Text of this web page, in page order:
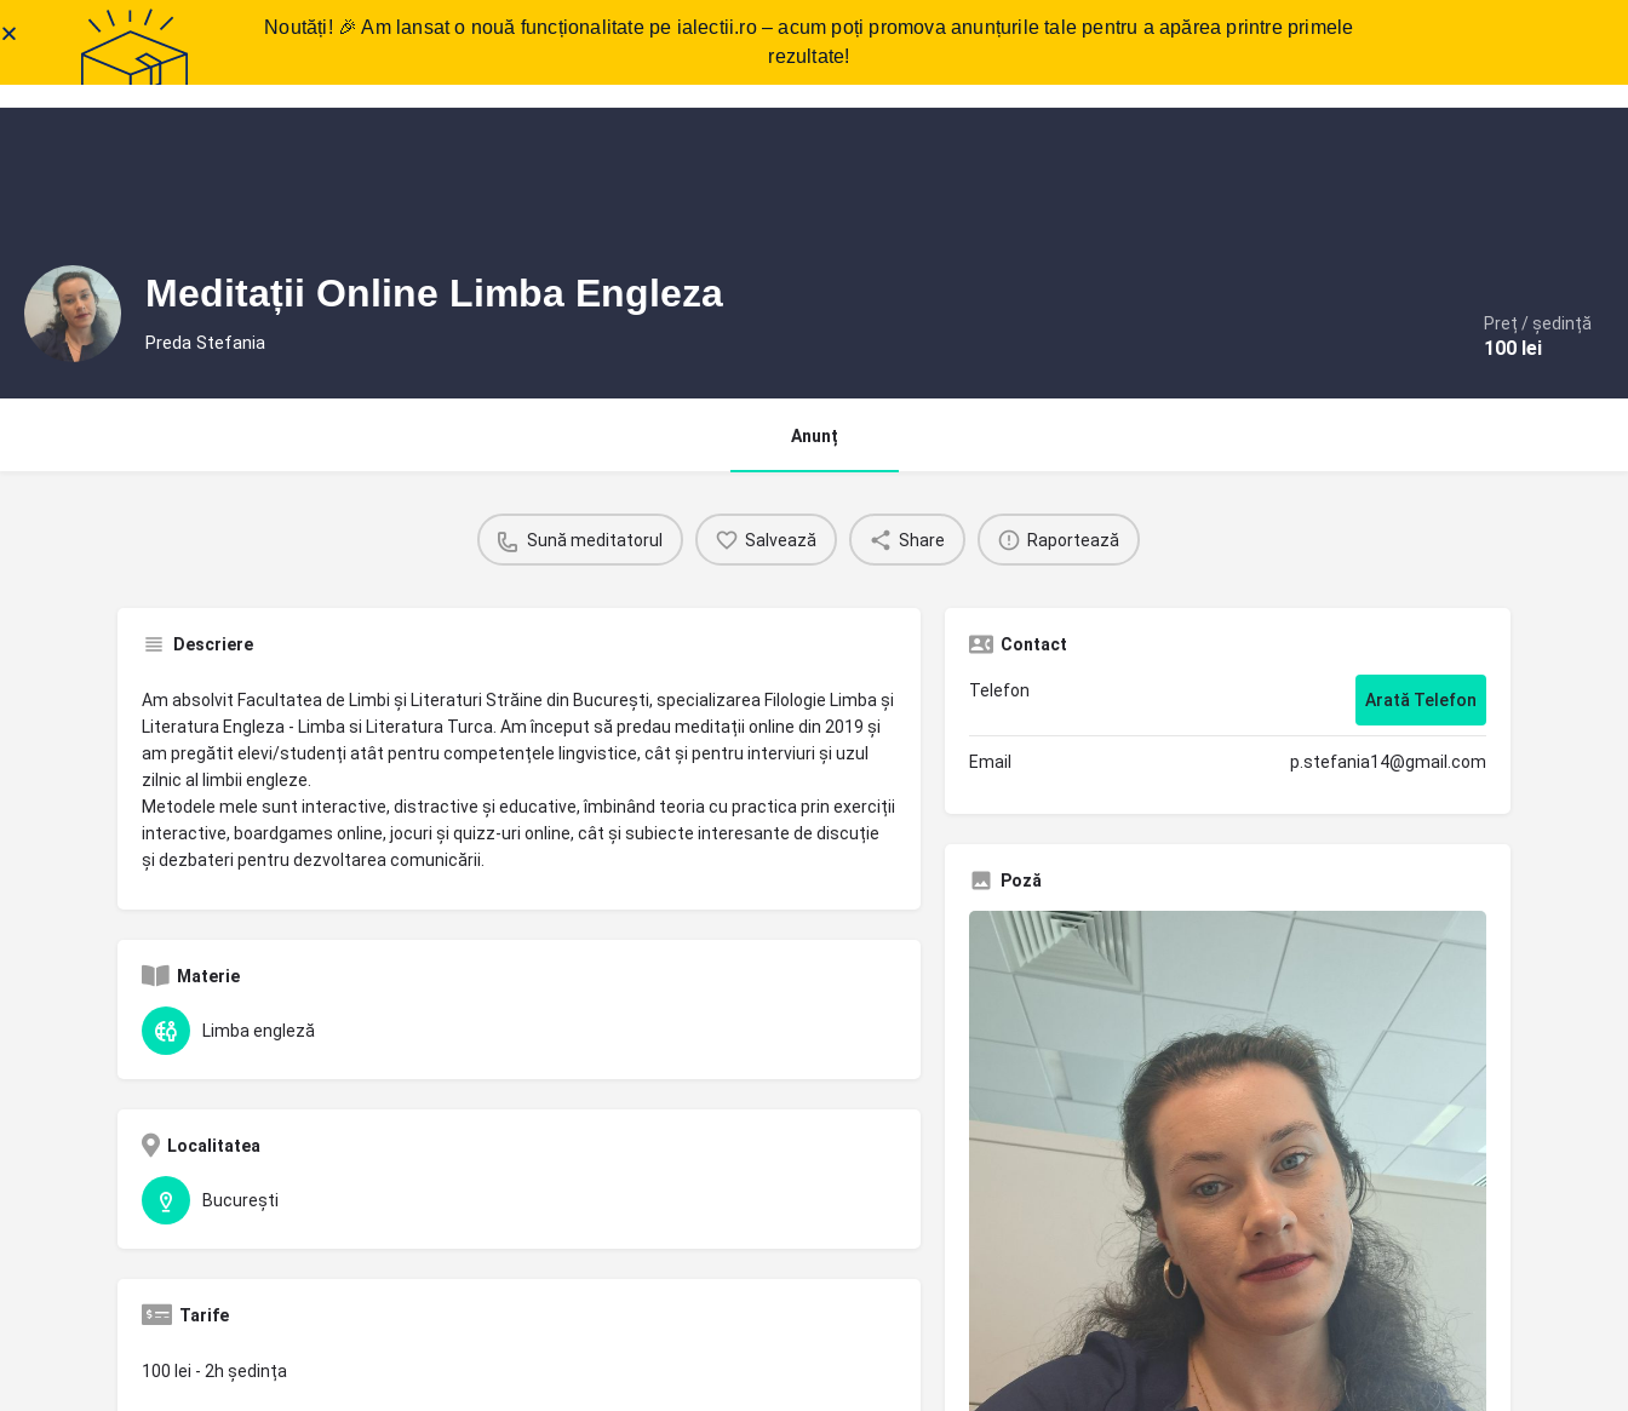
Cum funcționează?
Meditații Online Limba Engleza
Preda Stefania
Preț / ședință
100 lei
Anunț
Sună meditatorul Salvează Share Raportează
Descriere
Am absolvit Facultatea de Limbi și Literaturi Străine din București, specializarea Filologie Limba și
Literatura Engleza - Limba si Literatura Turca. Am început să predau meditații online din 2019 și
am pregătit elevi/studenți atât pentru competențele lingvistice, cât și pentru interviuri și uzul
zilnic al limbii engleze.
Metodele mele sunt interactive, distractive și educative, îmbinând teoria cu practica prin exerciții
interactive, boardgames online, jocuri și quizz-uri online, cât și subiecte interesante de discuție
și dezbateri pentru dezvoltarea comunicării.
Materie
Limba engleză
Localitatea
București
Tarife
100 lei - 2h ședința
Contact
Telefon Arată Telefon
Email p.stefania14@gmail.com
Poză
Noutăți! 🎉 Am lansat o nouă funcționalitate pe ialectii.ro – acum poți promova anunțurile tale pentru a apărea printre primele
rezultate!